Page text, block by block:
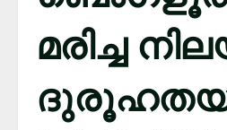
മരിച്ച